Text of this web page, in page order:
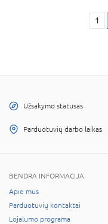
1
Užsakymo statusas
Parduotuvių darbo laikas
BENDRA INFORMACIJA
Apie mus
Parduotuvių kontaktai
Lojalumo programa